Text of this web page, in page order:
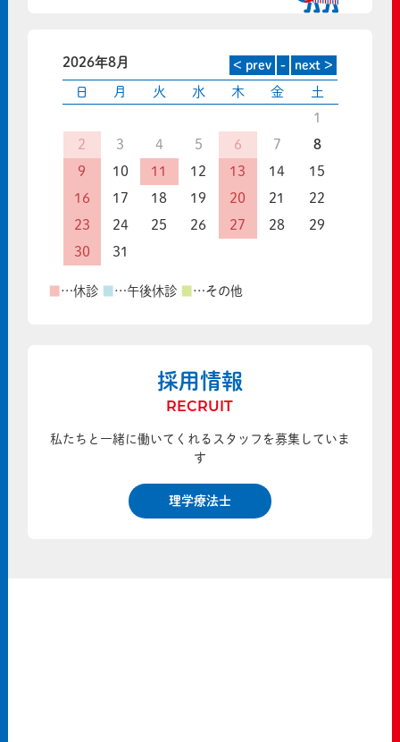
2026年8月
日 月 火 水 木 金
土
1
2
3 4 5 6 7
8
9
10 11 12 13 14
15
16
17 18 19 20 21
22
23
24 25 26 27 28
29
30
31
…休診 …午後休診 …その他
採用情報
RECRUIT
私たちと一緒に働いてくれるスタッフを募集していま
す
理学療法士